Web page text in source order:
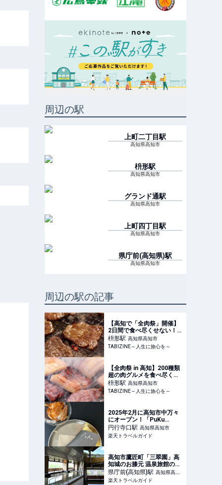
周辺の駅
上町二丁目駅
高知県高知市
枡形駅
高知県高知市
グランド通駅
高知県高知市
上町四丁目駅
高知県高知市
県庁前(高知県)駅
高知県高知市
周辺の駅の記事
【高知で「全肉祭」開催】
2日間で食べ尽くせない！
全国の肉グルメが大集合 |
TABIZINE～人生に旅心を
枡形駅 高知県高知市
TABIZINE～人生に旅心を～
【全肉祭 in 高知】200種類
超の肉グルメを食べ尽く
せ！夜はファイヤーショー
＆ライブもあり | TABIZINE
～人生に旅心を～
枡形駅 高知県高知市
TABIZINE～人生に旅心を～
2025年2月に高知市中万々
にオープン！「PuKu
LePo」のこだわりクレー
プ 【楽天トラベル】
円行寺口駅 高知県高知市
楽天トラベルガイド
高知市鷹匠町「三翠園」高
知城のお膝元 温泉旅館の天
然温泉で寛ぐ 【楽天トラベ
ル】
県庁前(高知県)駅 高知県高知
市
楽天トラベルガイド